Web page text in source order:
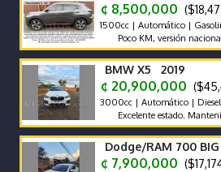
¢ 8,500,000
1500cc | Automático |
Poco KM, versión nacional.
BMW X5 2019
¢ 20,900,000
3000cc | Automático | Diesel
Excelente estado.
Dodge/RAM 700
¢ 7,900,000